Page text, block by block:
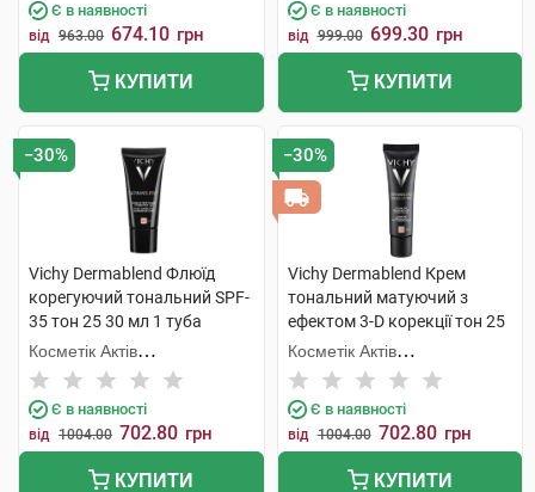
Є в наявності
від 963.00 674.10 грн
КУПИТИ
Є в наявності
від 999.00 699.30 грн
КУПИТИ
−30%
Vichy Dermablend Флюїд
корегуючий тональний SPF-
35 тон 25 30 мл 1 туба
Косметік Актів
Інтернаціональ
Є в наявності
від 1004.00 702.80 грн
КУПИТИ
−30%
Vichy Dermablend Крем
тональний матуючий з
ефектом 3-D корекції тон 25
30 мл 1 туба
Косметік Актів
Інтернаціональ
Є в наявності
від 1004.00 702.80 грн
КУПИТИ